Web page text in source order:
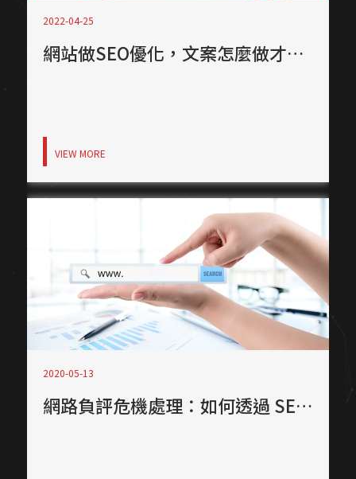
2022-04-25
網站做SEO優化，文案怎麼做才能讓網站做更好？
VIEW MORE
2020-05-13
網路負評危機處理：如何透過 SEO 移除負面新聞與刪除指南